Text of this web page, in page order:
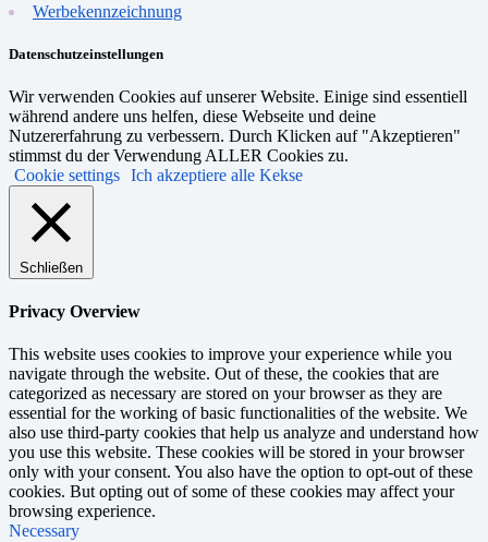
Werbekennzeichnung
Datenschutzeinstellungen
Wir verwenden Cookies auf unserer Website. Einige sind essentiell
während andere uns helfen, diese Webseite und deine
Nutzererfahrung zu verbessern. Durch Klicken auf "Akzeptieren"
stimmst du der Verwendung ALLER Cookies zu.
Cookie settings Ich akzeptiere alle Kekse
Schließen
Privacy Overview
This website uses cookies to improve your experience while you
navigate through the website. Out of these, the cookies that are
categorized as necessary are stored on your browser as they are
essential for the working of basic functionalities of the website. We
also use third-party cookies that help us analyze and understand how
you use this website. These cookies will be stored in your browser
only with your consent. You also have the option to opt-out of these
cookies. But opting out of some of these cookies may affect your
browsing experience.
Necessary